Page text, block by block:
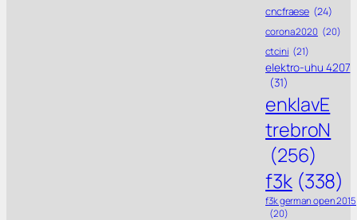
cncfraese (24)
corona 2020 (20)
ctcini (21)
elektro-uhu 4207
(31)
enklavE
trebroN
(256)
f3k (338)
f3k german open 2015
(20)